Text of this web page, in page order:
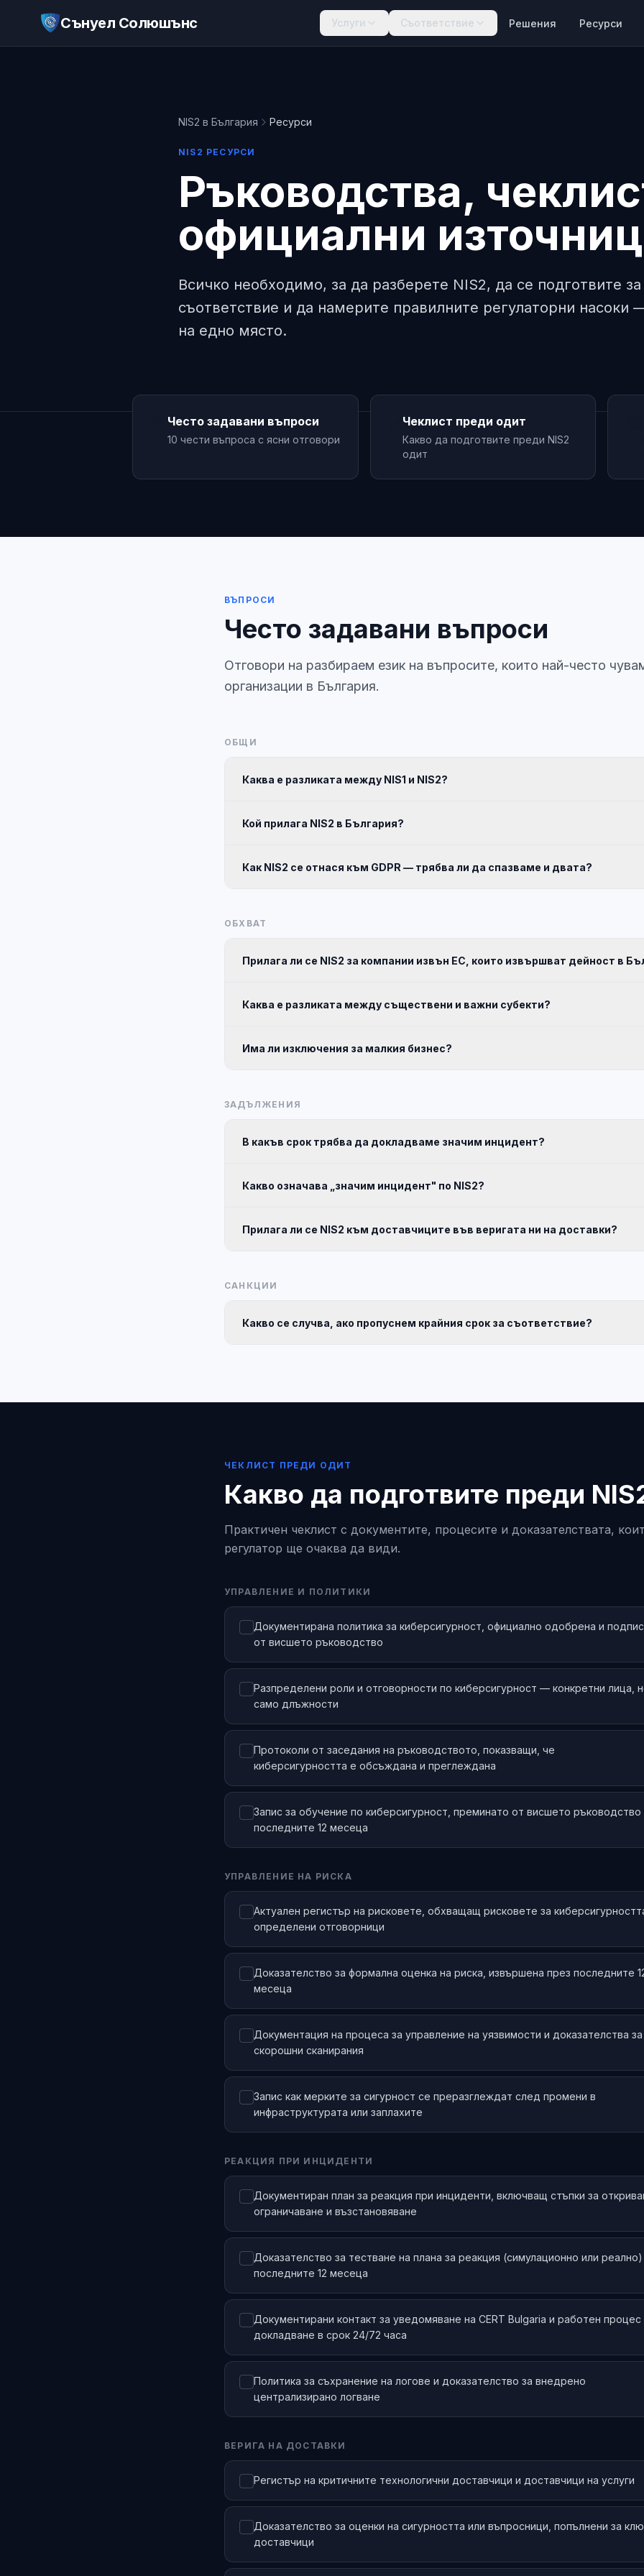
Сънуел Солюшънс Услуги Съответствие Решения Ресурси
NIS2 в България Ресурси
NIS2 РЕСУРСИ
Ръководства,
официални
Всичко необходимо, за да разберете NIS2, да се подготвите за
съответствие и да намерите правилните регулаторни насоки
на едно място.
Често задавани въпроси
10 чести въпроса с ясни отговори
Чеклист преди одит
Какво да подготвите преди NIS2
одит
ВЪПРОСИ
Често задавани въпроси
Отговори на разбираем език на въпросите, които най-често
организации в България.
ОБЩИ
Каква е разликата между NIS1 и NIS2?
Кой прилага NIS2 в България?
Как NIS2 се отнася към GDPR — трябва ли да спазваме и двата?
ОБХВАТ
Прилага ли се NIS2 за компании извън ЕС, които извършват дейност в
Каква е разликата между съществени и важни субекти?
Има ли изключения за малкия бизнес?
ЗАДЪЛЖЕНИЯ
В какъв срок трябва да докладваме значим инцидент?
Какво означава „значим инцидент" по NIS2?
Прилага ли се NIS2 към доставчиците във веригата ни на доставки?
САНКЦИИ
Какво се случва, ако пропуснем крайния срок за съответствие?
ЧЕКЛИСТ ПРЕДИ ОДИТ
Какво да подготвите преди
Практичен чеклист с документите, процесите и доказателствата,
регулатор ще очаква да види.
УПРАВЛЕНИЕ И ПОЛИТИКИ
Документирана политика за киберсигурност, официално одобрена и
от висшето ръководство
Разпределени роли и отговорности по киберсигурност — конкретни лица,
само длъжности
Протоколи от заседания на ръководството, показващи, че
киберсигурността е обсъждана и преглеждана
Запис за обучение по киберсигурност, преминато от висшето ръководство
последните 12 месеца
УПРАВЛЕНИЕ НА РИСКА
Актуален регистър на рисковете, обхващащ рисковете за
определени отговорници
Доказателство за формална оценка на риска, извършена през последните
месеца
Документация на процеса за управление на уязвимости и доказателства за
скорошни сканирания
Запис как мерките за сигурност се преразглеждат след промени в
инфраструктурата или заплахите
РЕАКЦИЯ ПРИ ИНЦИДЕНТИ
Документиран план за реакция при инциденти, включващ стъпки за
ограничаване и възстановяване
Доказателство за тестване на плана за реакция (симулационно или
последните 12 месеца
Документирани контакт за уведомяване на CERT Bulgaria и работен процес
докладване в срок 24/72 часа
Политика за съхранение на логове и доказателство за внедрено
централизирано логване
ВЕРИГА НА ДОСТАВКИ
Регистър на критичните технологични доставчици и доставчици на услуги
Доказателство за оценки на сигурността или въпросници, попълнени за
доставчици